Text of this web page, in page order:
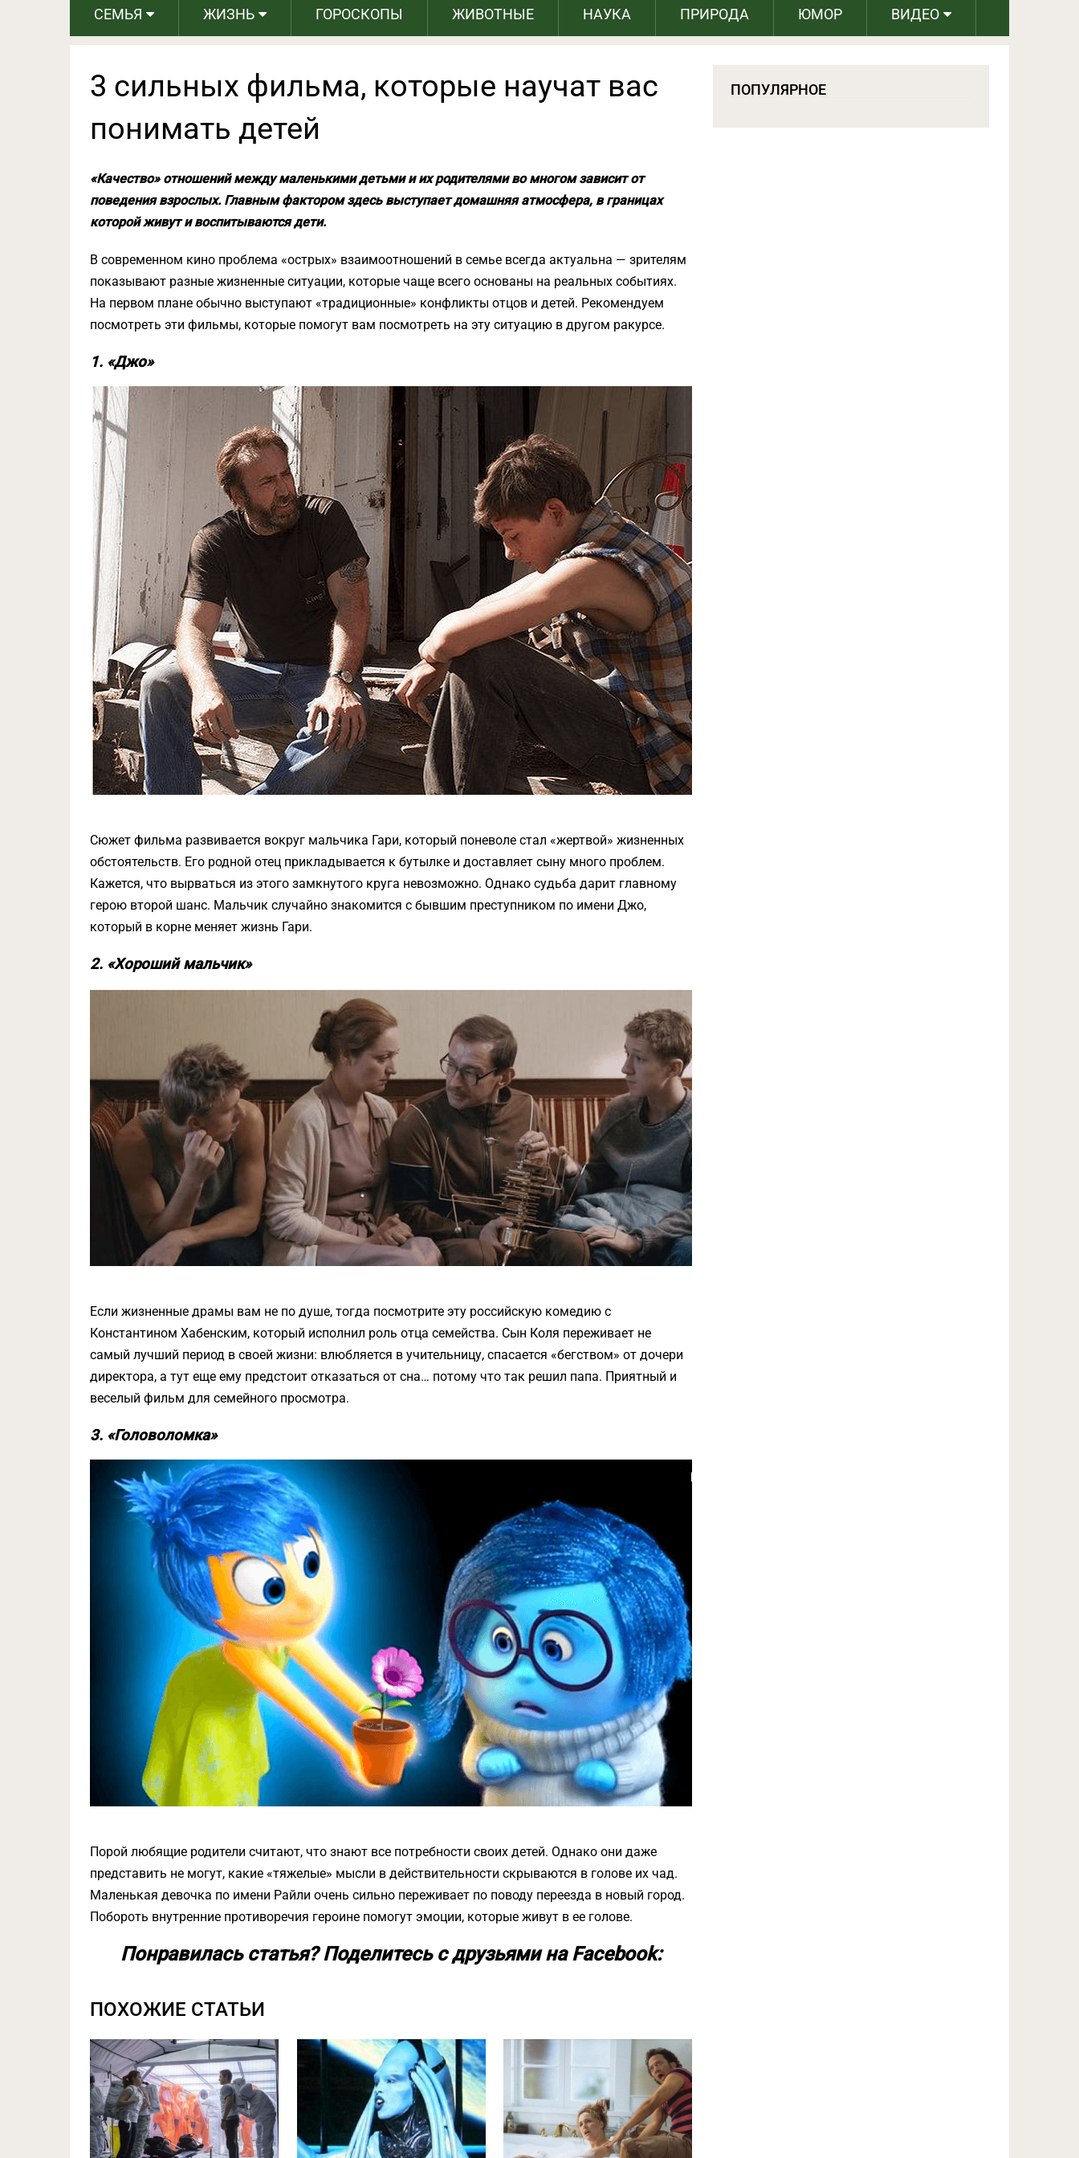
СЕМЬЯ ЖИЗНЬ ГОРОСКОПЫ ЖИВОТНЫЕ НАУКА ПРИРОДА ЮМОР ВИДЕО
3 сильных фильма, которые научат вас
понимать детей
«Качество» отношений между маленькими детьми и их родителями во многом зависит от
поведения взрослых. Главным фактором здесь выступает домашняя атмосфера, в границах
которой живут и воспитываются дети.
В современном кино проблема «острых» взаимоотношений в семье всегда актуальна — зрителям
показывают разные жизненные ситуации, которые чаще всего основаны на реальных событиях.
На первом плане обычно выступают «традиционные» конфликты отцов и детей. Рекомендуем
посмотреть эти фильмы, которые помогут вам посмотреть на эту ситуацию в другом ракурсе.
1. «Джо»
Сюжет фильма развивается вокруг мальчика Гари, который поневоле стал «жертвой» жизненных
обстоятельств. Его родной отец прикладывается к бутылке и доставляет сыну много проблем.
Кажется, что вырваться из этого замкнутого круга невозможно. Однако судьба дарит главному
герою второй шанс. Мальчик случайно знакомится с бывшим преступником по имени Джо,
который в корне меняет жизнь Гари.
2. «Хороший мальчик»
Если жизненные драмы вам не по душе, тогда посмотрите эту российскую комедию с
Константином Хабенским, который исполнил роль отца семейства. Сын Коля переживает не
самый лучший период в своей жизни: влюбляется в учительницу, спасается «бегством» от дочери
директора, а тут еще ему предстоит отказаться от сна… потому что так решил папа. Приятный и
веселый фильм для семейного просмотра.
3. «Головоломка»
Порой любящие родители считают, что знают все потребности своих детей. Однако они даже
представить не могут, какие «тяжелые» мысли в действительности скрываются в голове их чад.
Маленькая девочка по имени Райли очень сильно переживает по поводу переезда в новый город.
Побороть внутренние противоречия героине помогут эмоции, которые живут в ее голове.
Понравилась статья? Поделитесь с друзьями на Facebook:
ПОХОЖИЕ СТАТЬИ
ПОПУЛЯРНОЕ